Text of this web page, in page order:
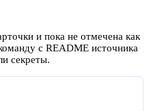
и пока не отмечена как
с README источника
секреты.